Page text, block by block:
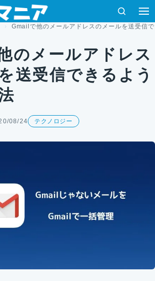
検索 メ
Gmailで他のメールアドレスのメールを送受信
のメールアドレス
送受信できるよう
08/24 テクノロジー